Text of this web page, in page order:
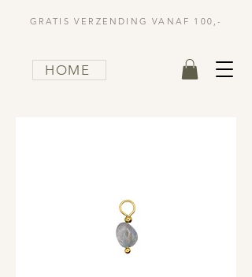
GRATIS VERZENDING VANAF 100,-
HOME